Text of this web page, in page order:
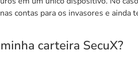
contas para os invasores e
carteira SecuX?